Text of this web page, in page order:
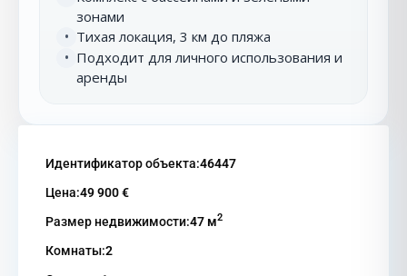
зонами
• Тихая локация, 3 км до пляжа
• Подходит для личного использования и
аренды
Идентификатор объекта:46447
Цена:49 900 €
Размер недвижимости:47 м2
Комнаты:2